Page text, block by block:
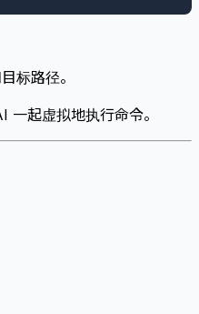
标路径。
起虚拟地执行命令。